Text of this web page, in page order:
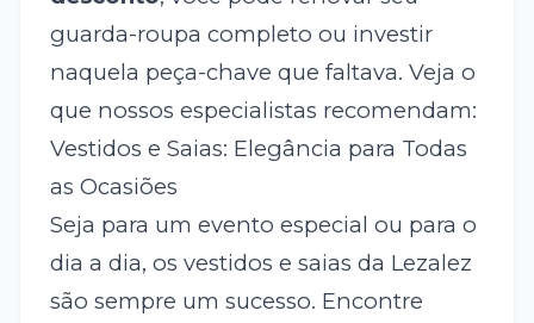
guarda-roupa completo ou investir
naquela peça-chave que faltava. Veja o
que nossos especialistas recomendam:
Vestidos e Saias: Elegância para Todas
as Ocasiões
Seja para um evento especial ou para o
dia a dia, os vestidos e saias da Lezalez
são sempre um sucesso. Encontre